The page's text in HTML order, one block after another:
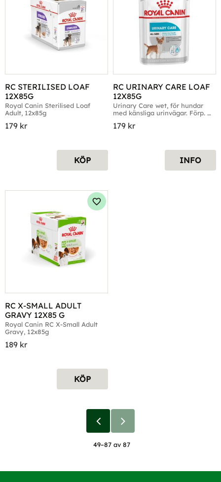
RC STERILISED LOAF
12X85G
Royal Canin Sterilised Loaf
Adult, 12x85g
179 kr
KÖP
RC URINARY CARE LOAF
12X85G
Urinary Care wet, för hundar
med känsliga urinvägar. Förp.
179 kr
INFO
RC X-SMALL ADULT
GRAVY 12X85 G
Royal Canin RC X-Small Adult
Gravy, 12x85g
189 kr
Lägg till i favoriter
KÖP
49–87av 87